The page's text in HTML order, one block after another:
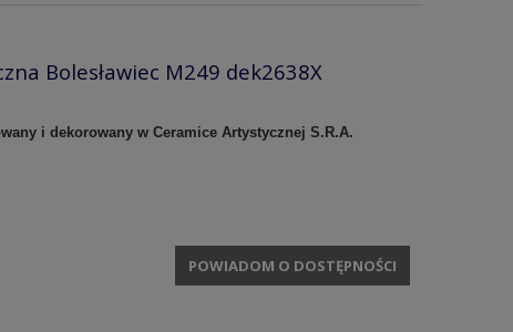
Bolesławiec M249 dek2638X
i dekorowany w Ceramice Artystycznej S.R.A.
POWIADOM O DOSTĘPNOŚCI